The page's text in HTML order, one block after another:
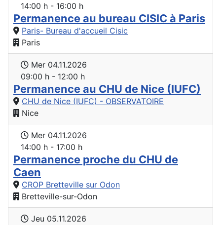
14:00 h - 16:00 h
Permanence au bureau CISIC à Paris
Paris- Bureau d'accueil Cisic
Paris
Mer 04.11.2026
09:00 h - 12:00 h
Permanence au CHU de Nice (IUFC)
CHU de Nice (IUFC) - OBSERVATOIRE
Nice
Mer 04.11.2026
14:00 h - 17:00 h
Permanence proche du CHU de
Caen
CROP Bretteville sur Odon
Bretteville-sur-Odon
Jeu 05.11.2026